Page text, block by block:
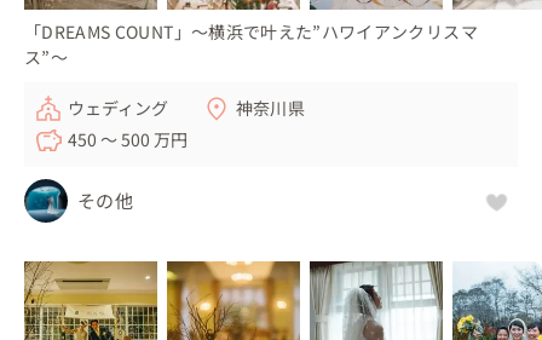
「DREAMS COUNT」～横浜で叶えた”ハワイアンクリスマ
ス”～
ウェディング
神奈川県
450 〜 500 万円
その他